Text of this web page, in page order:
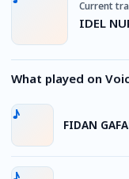
Current
IDEL
What played on
FIDAN